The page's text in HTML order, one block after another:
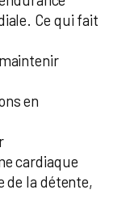
Ce qui fait
en
cardiaque
de la détente,